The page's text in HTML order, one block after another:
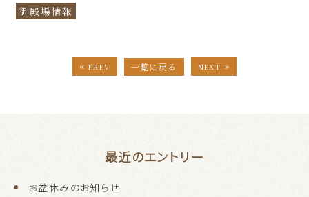
御殿場情報
« PREV 一覧に戻る NEXT »
最近のエントリー
お盆休みのお知らせ